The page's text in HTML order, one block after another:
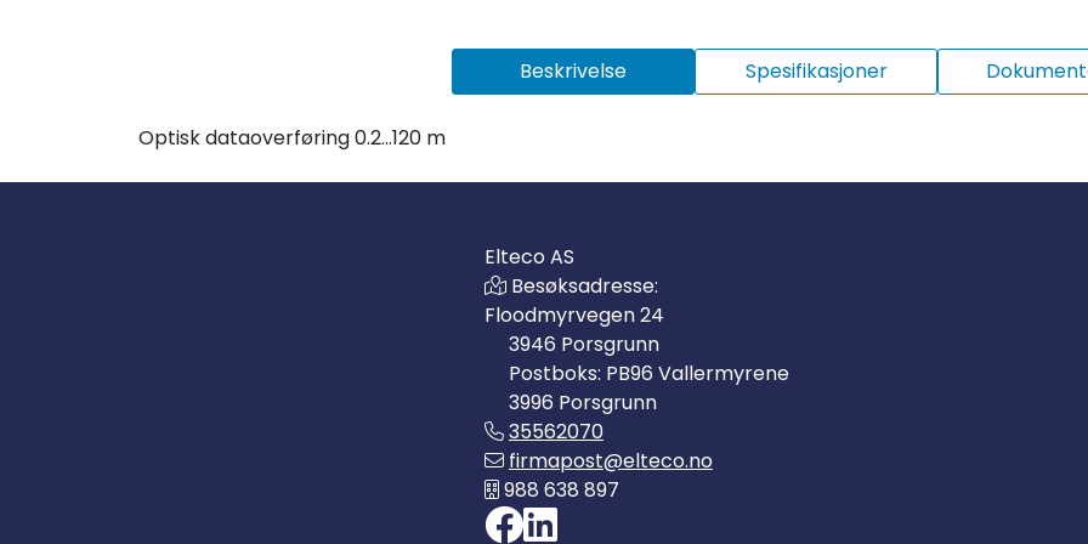
Beskrivelse Spesifikasjoner
Optisk dataoverføring 0.2...120 m
Elteco AS
Besøksadresse:
Floodmyrvegen 24
3946 Porsgrunn
Postboks: PB96 Vallermyrene
3996 Porsgrunn
35562070
firmapost@elteco.no
988 638 897